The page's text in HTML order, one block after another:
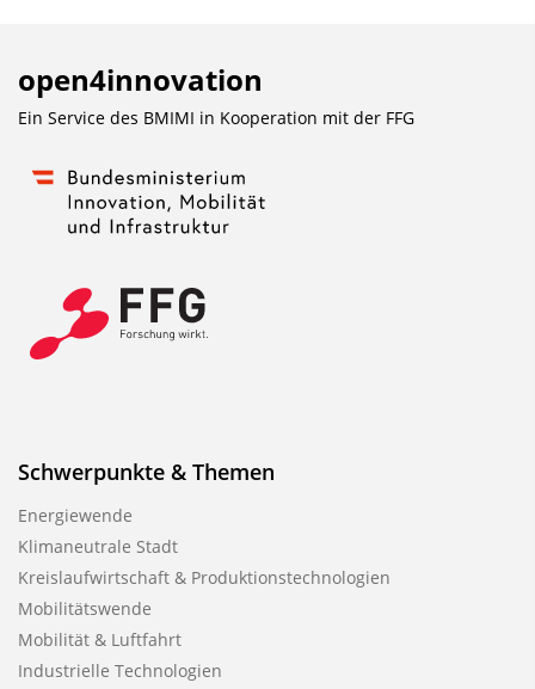
open4innovation
Ein Service des BMIMI in Kooperation mit der FFG
Schwerpunkte & Themen
Energiewende
Klimaneutrale Stadt
Kreislaufwirtschaft & Produktionstechnologien
Mobilitätswende
Mobilität & Luftfahrt
Industrielle Technologien